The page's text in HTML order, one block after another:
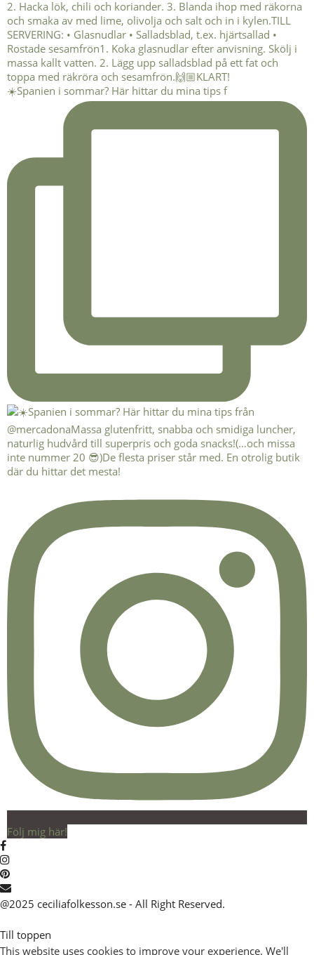
☀️Spanien i sommar? Här hittar du mina tips f
Följ mig här!
@2025 ceciliafolkesson.se - All Right Reserved.
Till toppen
This website uses cookies to improve your experience. We'll